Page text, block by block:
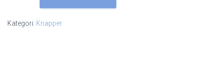
Kategori: Knapper